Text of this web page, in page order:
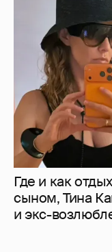
Где и как
сыном, Тина
и экс-